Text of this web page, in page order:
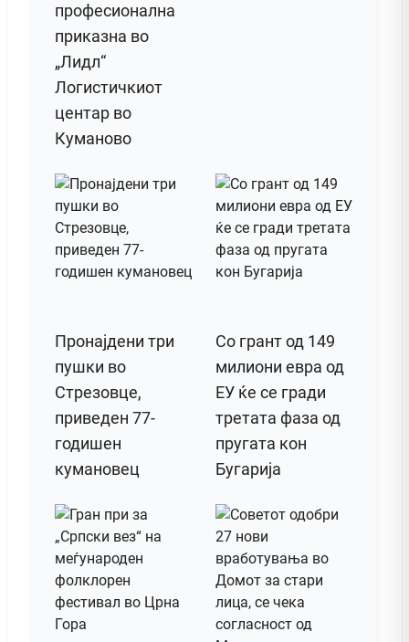
професионална
приказна во
„Лидл“
Логистичкиот
центар во
Куманово
Пронајдени три
пушки во
Стрезовце,
приведен 77-
годишен
кумановец
Со грант од 149
милиони евра од
ЕУ ќе се гради
третата фаза од
пругата кон
Бугарија